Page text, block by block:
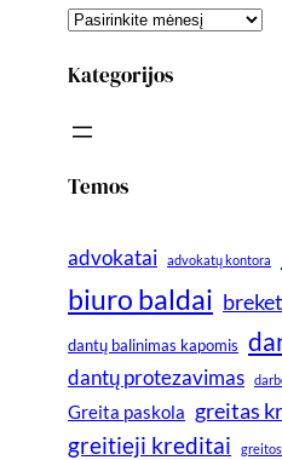
Kategorijos
Temos
advokatai advokatų kontora
biuro baldai
dantų balinimas kapomis
dantų protezavimas
Greita paskola greitas
greitieji kreditai